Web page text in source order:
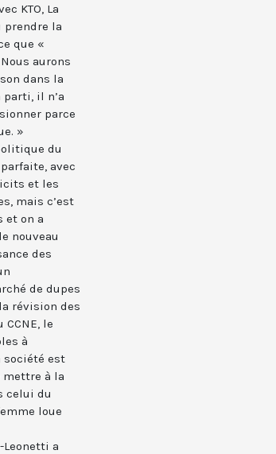
KTO, La
prendre la
que «
aurons
dans la
il n’a
parce
»
du
avec
et les
mais c’est
et on a
nouveau
des
de dupes
révision des
le
à
société est
mettre à la
celui du
loue
Leonetti a